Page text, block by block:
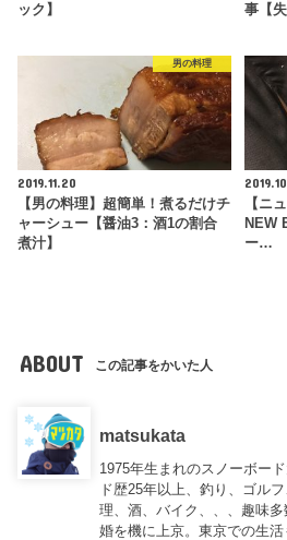
ック】
事【
男の料理
2019.11.20
【男の料理】超簡単！煮るだけチ
ャーシュー【醤油3：酒1の割合
煮汁】
【ニ
NEW
ー…
ABOUT この記事をかいた人
matsukata
1975年生まれのスノーボー
ド歴25年以上、釣り、ゴル
理、酒、バイク、、、趣味
婚を機に上京。東京での生